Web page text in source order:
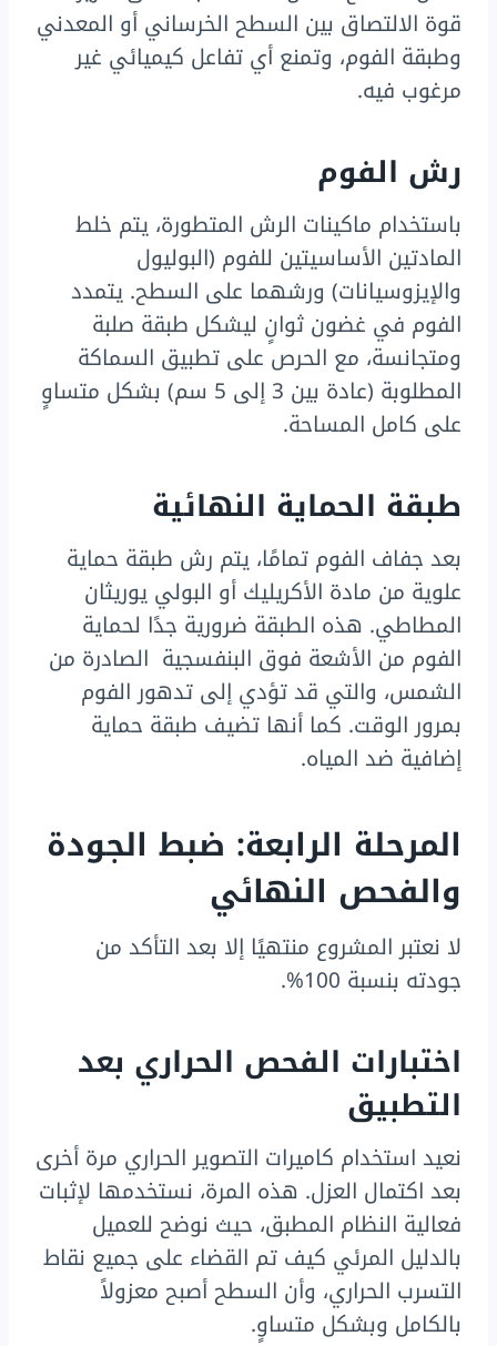
قوة الالتصاق بين السطح الخرساني أو المعدني
وطبقة الفوم، وتمنع أي تفاعل كيميائي غير
مرغوب فيه.
رش الفوم
باستخدام ماكينات الرش المتطورة، يتم خلط
المادتين الأساسيتين للفوم (البوليول
والإيزوسيانات) ورشهما على السطح. يتمدد
الفوم في غضون ثوانٍ ليشكل طبقة صلبة
ومتجانسة، مع الحرص على تطبيق السماكة
المطلوبة (عادة بين 3 إلى 5 سم) بشكل متساوٍ
على كامل المساحة.
طبقة الحماية النهائية
بعد جفاف الفوم تمامًا، يتم رش طبقة حماية
علوية من مادة الأكريليك أو البولي يوريثان
المطاطي. هذه الطبقة ضرورية جدًا لحماية
الفوم من الأشعة فوق البنفسجية الصادرة من
الشمس، والتي قد تؤدي إلى تدهور الفوم
بمرور الوقت. كما أنها تضيف طبقة حماية
إضافية ضد المياه.
المرحلة الرابعة: ضبط الجودة
والفحص النهائي
لا نعتبر المشروع منتهيًا إلا بعد التأكد من
جودته بنسبة 100%.
اختبارات الفحص الحراري بعد
التطبيق
نعيد استخدام كاميرات التصوير الحراري مرة أخرى
بعد اكتمال العزل. هذه المرة، نستخدمها لإثبات
فعالية النظام المطبق، حيث نوضح للعميل
بالدليل المرئي كيف تم القضاء على جميع نقاط
التسرب الحراري، وأن السطح أصبح معزولاً
بالكامل وبشكل متساوٍ.